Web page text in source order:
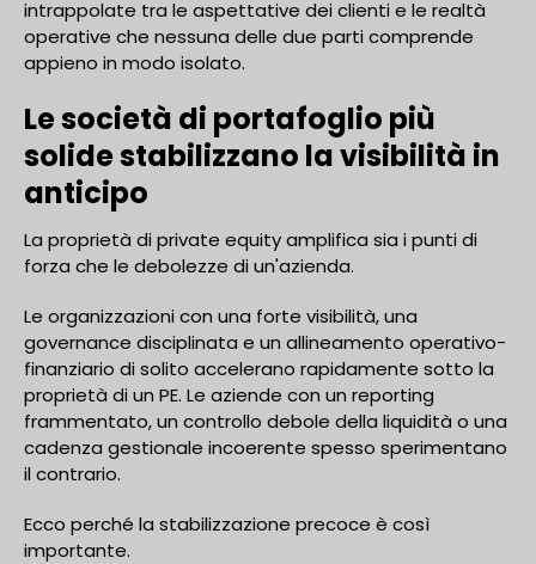
intrappolate tra le aspettative dei clienti e le realtà
operative che nessuna delle due parti comprende
appieno in modo isolato.
Le società di portafoglio più
solide stabilizzano la visibilità in
anticipo
La proprietà di private equity amplifica sia i punti di
forza che le debolezze di un'azienda.
Le organizzazioni con una forte visibilità, una
governance disciplinata e un allineamento operativo-
finanziario di solito accelerano rapidamente sotto la
proprietà di un PE. Le aziende con un reporting
frammentato, un controllo debole della liquidità o una
cadenza gestionale incoerente spesso sperimentano
il contrario.
Ecco perché la stabilizzazione precoce è così
importante.